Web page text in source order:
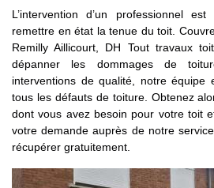
L’intervention d’un professionnel
remettre en état la tenue du toit.
Remilly Aillicourt, DH Tout travaux
dépanner les dommages de
interventions de qualité, notre équipe
tous les défauts de toiture. Obtenez
dont vous avez besoin pour votre toit
votre demande auprès de notre
récupérer gratuitement.